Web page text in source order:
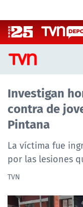
CASTING
CASTING TVN
TVN VERTICAL
TVN PLAY
Investigan
contra de
Pintana
La víctima fue
por las lesiones
TVN